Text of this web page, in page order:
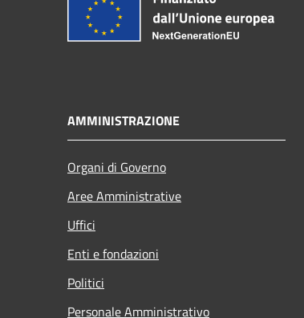
AMMINISTRAZIONE
Organi di Governo
Aree Amministrative
Uffici
Enti e fondazioni
Politici
Personale Amministrativo